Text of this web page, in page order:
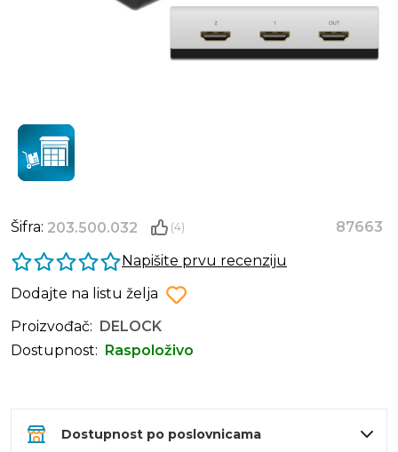
Šifra: 203.500.032 (4)
87663
Napišite prvu recenziju
Dodajte na listu želja
Proizvođač:
DELOCK
Dostupnost:
Raspoloživo
Dostupnost po poslovnicama